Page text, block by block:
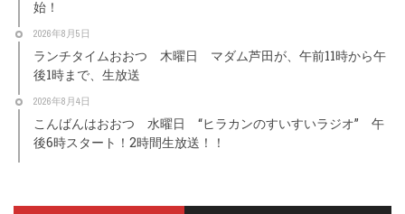
始！
2026年8月5日
ランチタイムおおつ 木曜日 マダム芦田が、午前11時から午
後1時まで、生放送
2026年8月4日
こんばんはおおつ 水曜日 “ヒラカンのすいすいラジオ” 午
後6時スタート！2時間生放送！！